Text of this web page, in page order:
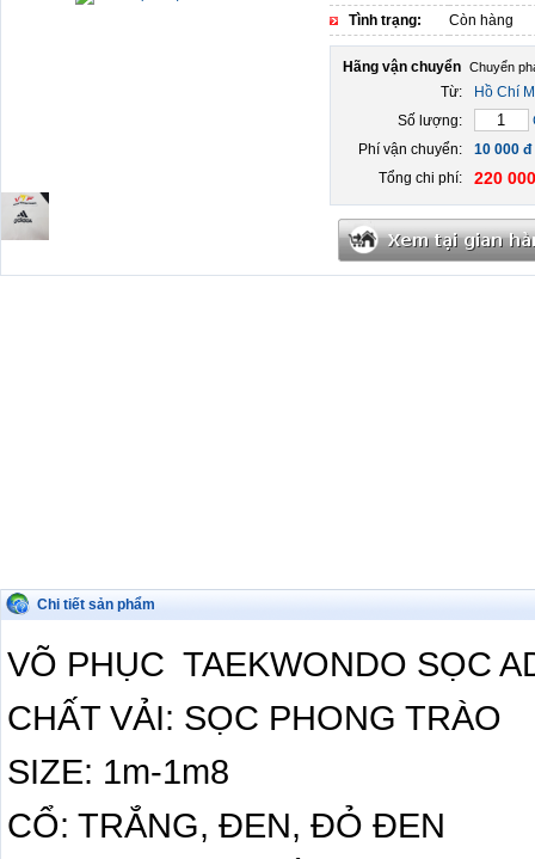
Tình trạng:
Còn hàng
Hãng vận chuyển
Từ:
Hồ Chí
Số lượng:
Phí vận chuyển:
10 000 đ
Tổng chi phí:
220
Chi tiết sản phẩm
VÕ PHỤC TAEKWONDO SỌC
CHẤT VẢI: SỌC PHONG TRÀO
SIZE: 1m-1m8
CỔ: TRẮNG, ĐEN, ĐỎ ĐEN